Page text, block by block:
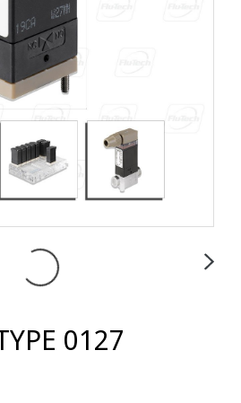
0127